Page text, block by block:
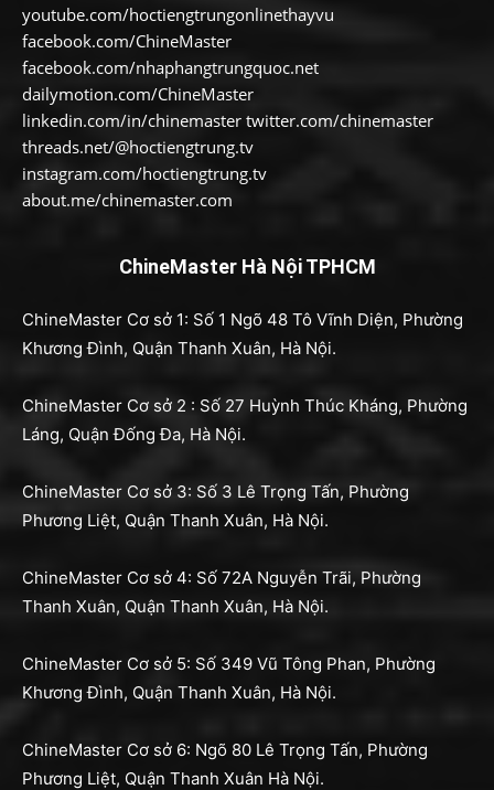
youtube.com/hoctiengtrungonlinethayvu
facebook.com/ChineMaster
facebook.com/nhaphangtrungquoc.net
dailymotion.com/ChineMaster
linkedin.com/in/chinemaster twitter.com/chinemaster
threads.net/@hoctiengtrung.tv
instagram.com/hoctiengtrung.tv
about.me/chinemaster.com
ChineMaster Hà Nội TPHCM
ChineMaster Cơ sở 1: Số 1 Ngõ 48 Tô Vĩnh Diện, Phường
Khương Đình, Quận Thanh Xuân, Hà Nội.
ChineMaster Cơ sở 2 : Số 27 Huỳnh Thúc Kháng, Phường
Láng, Quận Đống Đa, Hà Nội.
ChineMaster Cơ sở 3: Số 3 Lê Trọng Tấn, Phường
Phương Liệt, Quận Thanh Xuân, Hà Nội.
ChineMaster Cơ sở 4: Số 72A Nguyễn Trãi, Phường
Thanh Xuân, Quận Thanh Xuân, Hà Nội.
ChineMaster Cơ sở 5: Số 349 Vũ Tông Phan, Phường
Khương Đình, Quận Thanh Xuân, Hà Nội.
ChineMaster Cơ sở 6: Ngõ 80 Lê Trọng Tấn, Phường
Phương Liệt, Quận Thanh Xuân Hà Nội.